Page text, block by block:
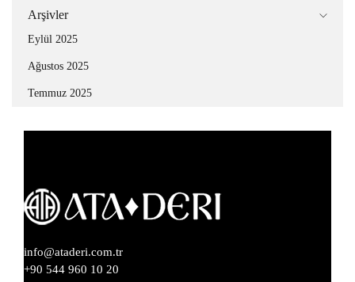
Arşivler
Eylül 2025
Ağustos 2025
Temmuz 2025
info@ataderi.com.tr
+90 544 960 10 20